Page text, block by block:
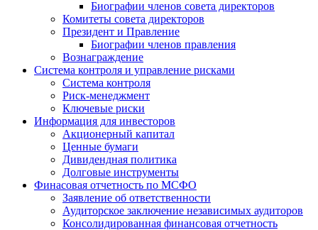
Биографии членов совета директоров
Комитеты совета директоров
Президент и Правление
Биографии членов правления
Вознаграждение
Система контроля и управление рисками
Система контроля
Риск-менеджмент
Ключевые риски
Информация для инвесторов
Акционерный капитал
Ценные бумаги
Дивидендная политика
Долговые инструменты
Финасовая отчетность по МСФО
Заявление об ответственности
Аудиторское заключение независимых аудиторов
Консолидированная финансовая отчетность